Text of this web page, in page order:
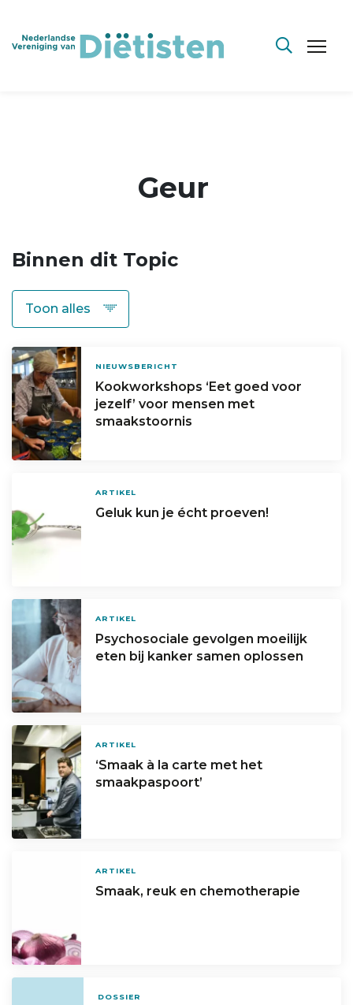
Geur
Binnen dit Topic
NIEUWSBERICHT
Kookworkshops ‘Eet goed voor
jezelf’ voor mensen met
smaakstoornis
ARTIKEL
Geluk kun je écht proeven!
ARTIKEL
Psychosociale gevolgen moeilijk
eten bij kanker samen oplossen
ARTIKEL
‘Smaak à la carte met het
smaakpaspoort’
ARTIKEL
Smaak, reuk en chemotherapie
DOSSIER